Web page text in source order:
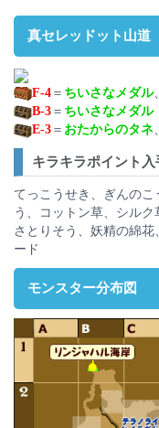
真セレッドット山道
F-4 ＝ ちいさなメダル、
B-3 ＝ ちいさなメダル
E-3 ＝ おたからのタネ、
キラキラポイント入
てっこうせき、ぎんの
う、コットン草、シルク
さとりそう、妖精の綿
ード
モンスター分布図